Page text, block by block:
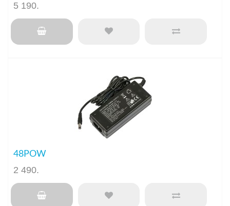
5 190.
48POW
2 490.